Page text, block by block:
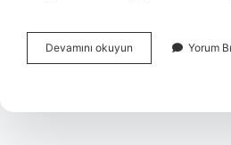
Devamını okuyun
Günler
Demek
Yorum